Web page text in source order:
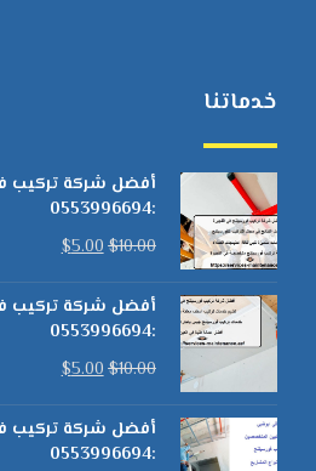
خدماتنا
أفضل شركة تركيب
:0553996694
$10.00
$5.00
أفضل شركة تركيب
:0553996694
$10.00
$5.00
أفضل شركة تركيب
:0553996694